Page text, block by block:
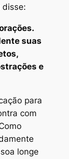
disse:
suas
e
para
com
longe